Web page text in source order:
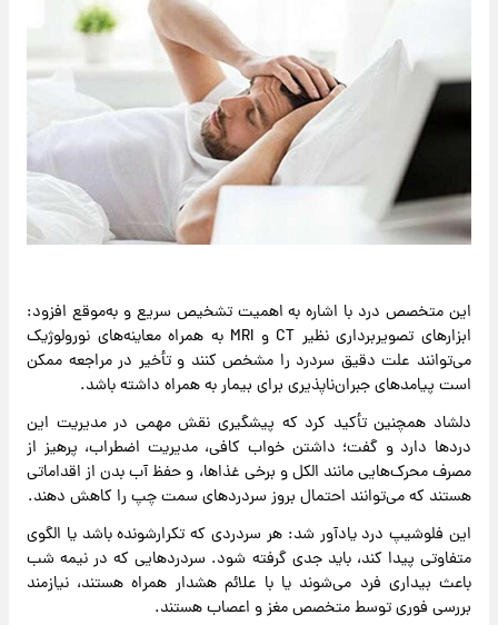
این متخصص درد با اشاره به اهمیت تشخیص سریع و به‌موقع افزود:
ابزارهای تصویربرداری نظیر CT و MRI به همراه معاینه‌های نورولوژیک
می‌توانند علت دقیق سردرد را مشخص کنند و تأخیر در مراجعه ممکن
است پیامدهای جبران‌ناپذیری برای بیمار به همراه داشته باشد.
دلشاد همچنین تأکید کرد که پیشگیری نقش مهمی در مدیریت این
دردها دارد و گفت؛ داشتن خواب کافی، مدیریت اضطراب، پرهیز از
مصرف محرک‌هایی مانند الکل و برخی غذاها، و حفظ آب بدن از اقداماتی
هستند که می‌توانند احتمال بروز سردردهای سمت چپ را کاهش دهند.
این فلوشیپ درد یادآور شد: هر سردردی که تکرارشونده باشد یا الگوی
متفاوتی پیدا کند، باید جدی گرفته شود. سردردهایی که در نیمه شب
باعث بیداری فرد می‌شوند یا با علائم هشدار همراه هستند، نیازمند
بررسی فوری توسط متخصص مغز و اعصاب هستند.